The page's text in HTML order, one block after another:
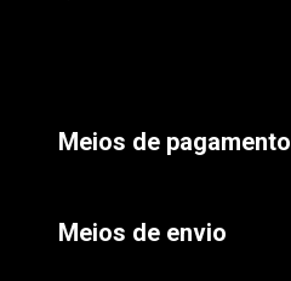
Meios de pagamento
Meios de envio